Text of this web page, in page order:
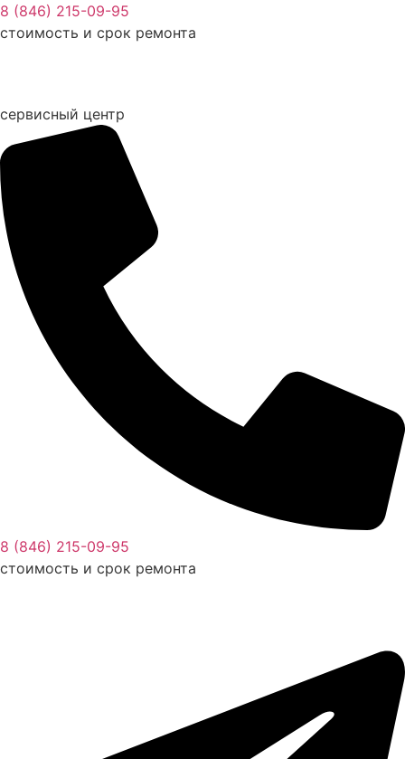
Перейти
к
8 (846) 215-09-95
стоимость и срок ремонта
сервисный центр
8 (846) 215-09-95
стоимость и срок ремонта